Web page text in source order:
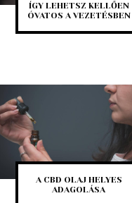
ÍGY LEHETSZ KELLŐEN
ÓVATOS A VEZETÉSBEN
A CBD OLAJ HELYES
ADAGOLÁSA